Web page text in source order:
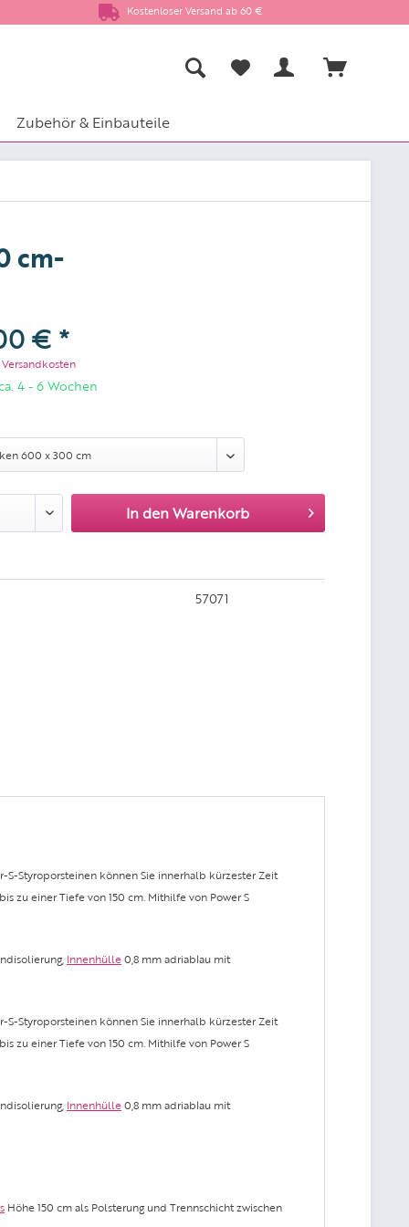
Kostenloser Versand ab 60 €
Zubehör & Einbauteile
cm-
€ *
Versandkosten
4 - 6 Wochen
In den Warenkorb
57071
S-Styroporsteinen können Sie innerhalb kürzester Zeit
zu einer Tiefe von 150 cm. Mithilfe von Power S
Innenhülle0,8 mm adriablau mit
S-Styroporsteinen können Sie innerhalb kürzester Zeit
zu einer Tiefe von 150 cm. Mithilfe von Power S
Innenhülle0,8 mm adriablau mit
Höhe 150 cm als Polsterung und Trennschicht zwischen